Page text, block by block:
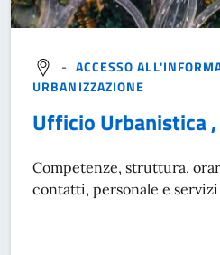
- ACCESSO
URBANIZZAZIONE
Ufficio Urbanistica
Competenze, struttura,
contatti, personale e